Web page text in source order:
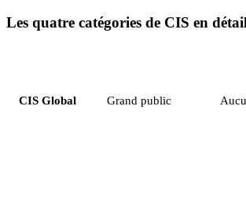
Les quatre catégories de CIS en détail
CIS Global Grand public